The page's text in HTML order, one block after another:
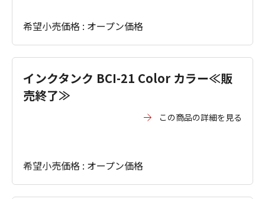
希望小売価格 : オープン価格
インクタンク BCI-21 Color カラー≪販
売終了≫
この商品の詳細を見る
希望小売価格 : オープン価格